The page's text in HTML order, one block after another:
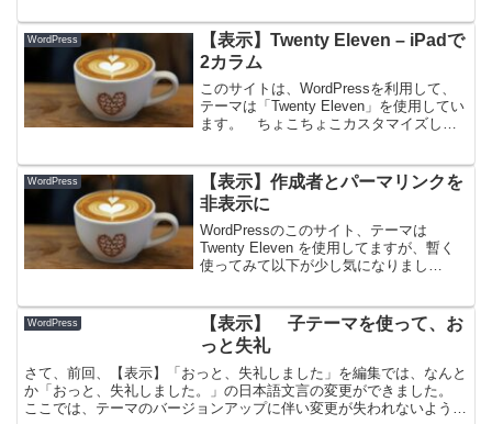
は“breadcrumbs”（ブレッドクラム）とか
言いますが、そ...
WordPress
【表示】Twenty Eleven – iPadで
2カラム
このサイトは、WordPressを利用して、
テーマは「Twenty Eleven」を使用してい
ます。 ちょこちょこカスタマイズした
見てみると、パソコンで...
WordPress
【表示】作成者とパーマリンクを
非表示に
WordPressのこのサイト、テーマは
Twenty Eleven を使用してますが、暫く
使ってみて以下が少し気になりまし
xxx、パーマリンク、が表示されます。
複数の...
WordPress
【表示】 子テーマを使って、お
っと失礼
さて、前回、【表示】「おっと、失礼しました」を編集では、なんと
か「おっと、失礼しました。」の日本語文言の変更ができました。
ここでは、テーマのバージョンアップに伴い変更が失われないよう